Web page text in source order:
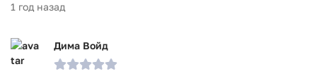
1 год назад
Дима Войд